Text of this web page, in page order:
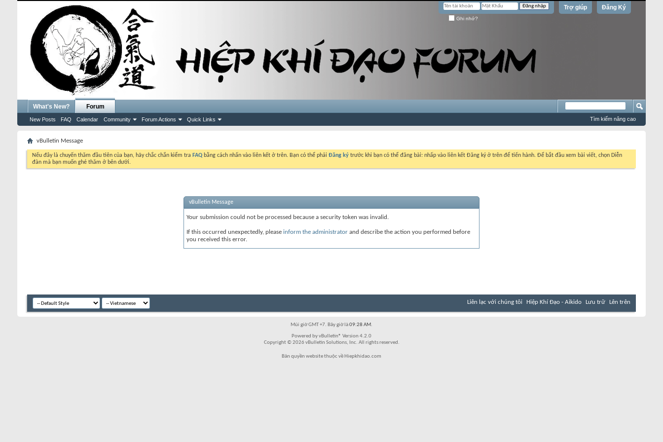
Đăng Ký
Trợ giúp
Ghi nhớ?
What's New? Forum
New Posts FAQ Calendar Community Forum Actions Quick Links Tìm kiếm nâng cao
vBulletin Message
Nếu đây là chuyến thăm đầu tiên của bạn, hãy chắc chắn kiểm tra FAQ bằng cách nhấn vào liên kết ở trên. Bạn có thể phải Đăng ký trước khi bạn có thể đăng bài: nhấp vào liên kết Đăng ký ở trên để tiến hành. Để bắt đầu xem bài viết, chọn Diễn
đàn mà bạn muốn ghé thăm ở bên dưới.
vBulletin Message
Your submission could not be processed because a security token was invalid.
If this occurred unexpectedly, please inform the administrator and describe the action you performed before
you received this error.
Liên lạc với chúng tôi Hiệp Khí Đạo - Aikido Lưu trữ Lên trên
Múi giờ GMT +7. Bây giờ là09:28 AM.
Powered by vBulletin® Version 4.2.0
Copyright © 2026 vBulletin Solutions, Inc. All rights reserved.
Bản quyền website thuộc về Hiepkhidao.com